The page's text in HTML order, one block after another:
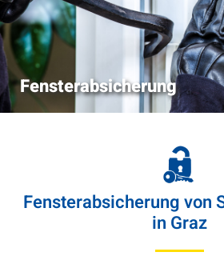
Fensterabsicherung
Fensterabsicherung von
in Graz